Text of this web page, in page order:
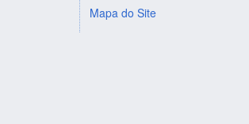
Mapa do Site